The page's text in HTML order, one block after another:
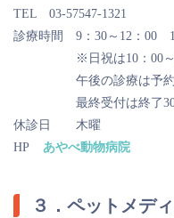
TEL 03-57547-1321
診療時間 9：30～12：00
※日祝は10：00～13
午後の診療は予約優
最終受付は終了30分
休診日 木曜
HP
あやべ動物病院
３．ペットメデ